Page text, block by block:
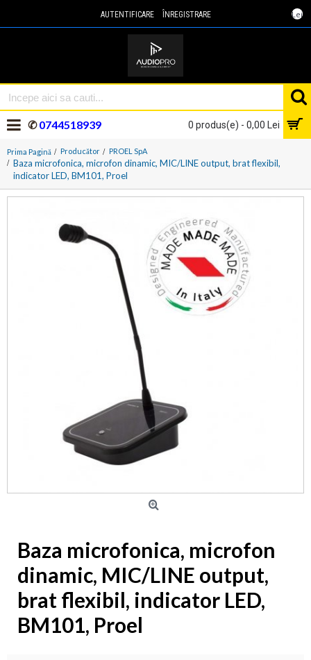
Lei
AUTENTIFICARE ÎNREGISTRARE
0 produs(e) - 0,00 Lei
✆0744518939
Prima Pagină Producător PROEL SpA
Baza microfonica, microfon dinamic, MIC/LINE output, brat flexibil,
indicator LED, BM101, Proel
Baza microfonica, microfon
dinamic, MIC/LINE output,
brat flexibil, indicator LED,
BM101, Proel